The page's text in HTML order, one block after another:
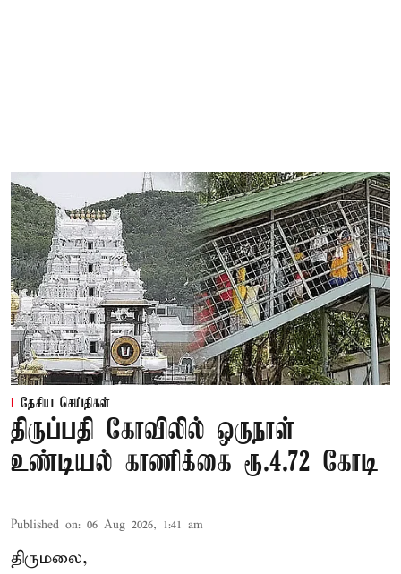
தேசிய செய்திகள்
திருப்பதி கோவிலில் ஒருநாள்
உண்டியல் காணிக்கை ரூ.4.72 கோடி
Published on: 06 Aug 2026, 1:41 am
திருமலை,